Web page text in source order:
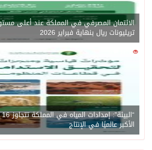
تريليونات ريال بنهاية فبراير 2026
1471
الأكبر عالميًا في الإنتاج